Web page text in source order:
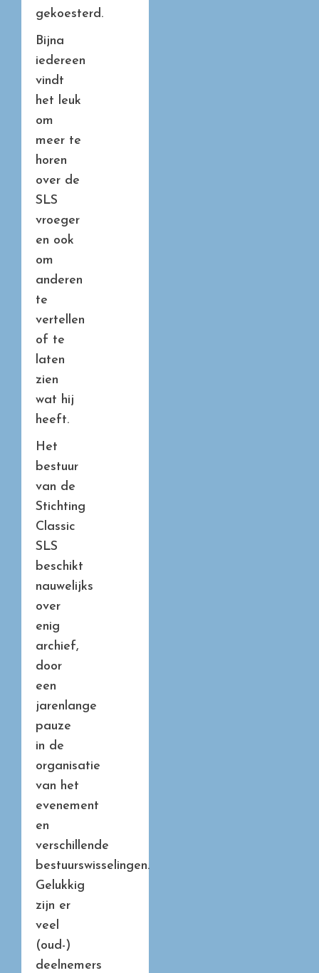
gekoesterd.
Bijna
iedereen
vindt
het leuk
om
meer te
horen
over de
SLS
vroeger
en ook
om
anderen
te
vertellen
of te
laten
zien
wat hij
heeft.
Het
bestuur
van de
Stichting
Classic
SLS
beschikt
nauwelijks
over
enig
archief,
door
een
jarenlange
pauze
in de
organisatie
van het
evenement
en
verschillende
bestuurswisselingen.
Gelukkig
zijn er
veel
(oud-)
deelnemers